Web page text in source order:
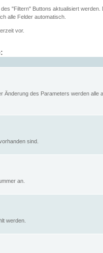
"Filtern" Buttons aktualisiert werden.
alle Felder automatisch.
vor.
Änderung des Parameters werden alle
sind.
an.
werden.